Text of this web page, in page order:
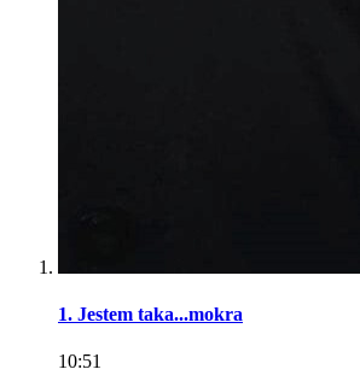
1. Jestem taka...mokra
10:51